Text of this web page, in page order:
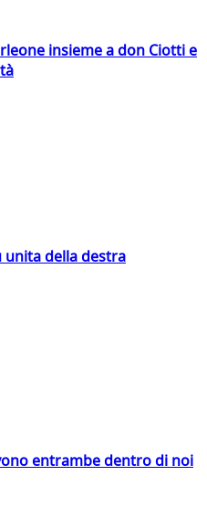
insieme a don Ciotti e
unita della destra
entrambe dentro di noi